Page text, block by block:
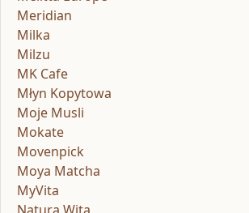
Meridian
Milka
Milzu
MK Cafe
Młyn Kopytowa
Moje Musli
Mokate
Movenpick
Moya Matcha
MyVita